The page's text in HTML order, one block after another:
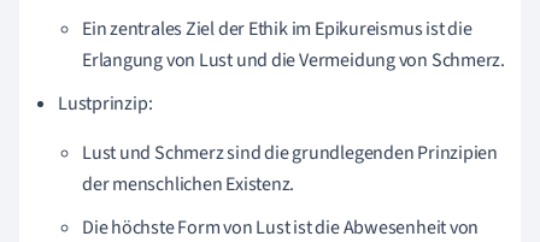
Ein zentrales Ziel der Ethik im Epikureismus ist die
Erlangung von Lust und die Vermeidung von Schmerz.
Lustprinzip:
Lust und Schmerz sind die grundlegenden Prinzipien
der menschlichen Existenz.
Die höchste Form von Lust ist die Abwesenheit von